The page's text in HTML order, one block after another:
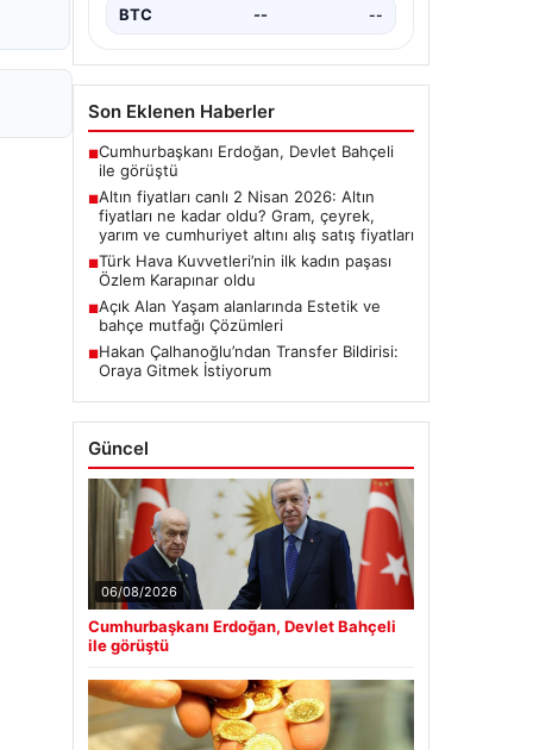
BTC -- --
Son Eklenen Haberler
■Cumhurbaşkanı Erdoğan, Devlet Bahçeli
ile görüştü
■Altın fiyatları canlı 2 Nisan 2026: Altın
fiyatları ne kadar oldu? Gram, çeyrek,
yarım ve cumhuriyet altını alış satış fiyatları
■Türk Hava Kuvvetleri’nin ilk kadın paşası
Özlem Karapınar oldu
■Açık Alan Yaşam alanlarında Estetik ve
bahçe mutfağı Çözümleri
■Hakan Çalhanoğlu’ndan Transfer Bildirisi:
Oraya Gitmek İstiyorum
Güncel
06/08/2026
Cumhurbaşkanı Erdoğan, Devlet Bahçeli
ile görüştü